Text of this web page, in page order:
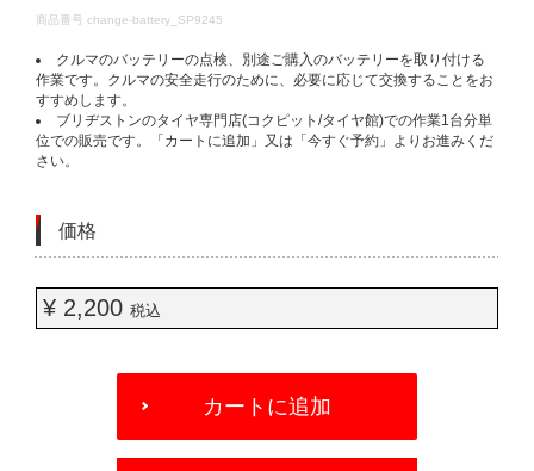
DETAILS
商品番号 change-battery_SP9245
クルマのバッテリーの点検、別途ご購入のバッテリーを取り付ける
作業です。クルマの安全走行のために、必要に応じて交換することをお
すすめします。
ブリヂストンのタイヤ専門店(コクピット/タイヤ館)での作業1台分単
位での販売です。「カートに追加」又は「今すぐ予約」よりお進みくだ
さい。
価格
¥ 2,200 税込
OPTIONS
カートに追加